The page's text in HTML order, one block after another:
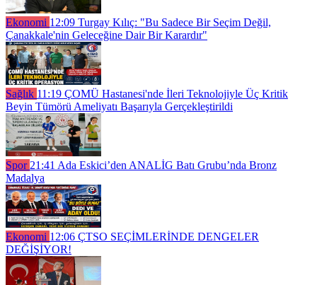
Ekonomi 12:09 Turgay Kılıç: "Bu Sadece Bir Seçim Değil,
Çanakkale'nin Geleceğine Dair Bir Karardır"
Sağlık 11:19 ÇOMÜ Hastanesi'nde İleri Teknolojiyle Üç Kritik
Beyin Tümörü Ameliyatı Başarıyla Gerçekleştirildi
Spor 21:41 Ada Eskici’den ANALİG Batı Grubu’nda Bronz
Madalya
Ekonomi 12:06 ÇTSO SEÇİMLERİNDE DENGELER
DEĞİŞİYOR!